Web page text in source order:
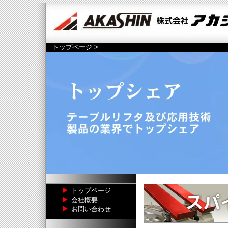
トップページ >
トップページ
会社概要
お問い合わせ